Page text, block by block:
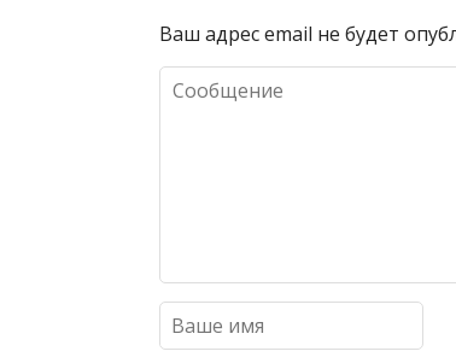
Ваш адрес email не будет